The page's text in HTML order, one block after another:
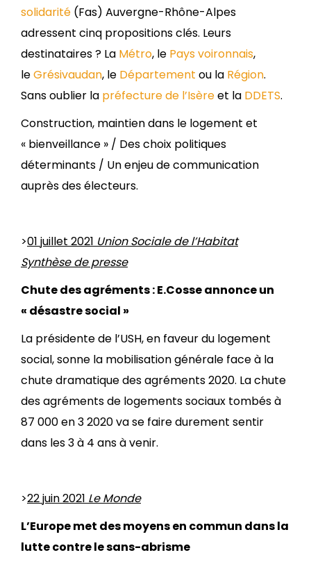
solidarité (Fas) Auvergne-Rhône-Alpes
adressent cinq propositions clés. Leurs
destinataires ? La Métro, le Pays voironnais,
leGrésivaudan, le Département ou la Région.
Sans oublier la préfecture de l’Isèreet la DDETS.
Construction, maintien dans le logement et
« bienveillance » / Des choix politiques
déterminants / Un enjeu de communication
auprès des électeurs.
>01 juillet 2021 Union Sociale de l’Habitat
Synthèse de presse
Chute des agréments : E.Cosse annonce un
« désastre social »
La présidente de l’USH, en faveur du logement
social, sonne la mobilisation générale face à la
chute dramatique des agréments 2020. La chute
des agréments de logements sociaux tombés à
87 000 en 3 2020 va se faire durement sentir
dans les 3 à 4 ans à venir.
>22 juin 2021 Le Monde
L’Europe met des moyens en commun dans la
lutte contre le sans-abrisme